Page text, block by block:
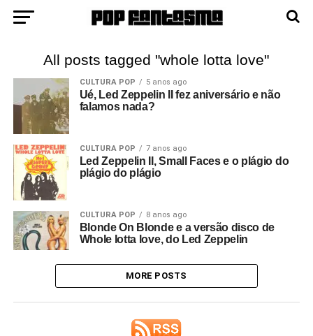
All posts tagged "whole lotta love"
CULTURA POP 5 anos ago
Ué, Led Zeppelin II fez aniversário e não
falamos nada?
CULTURA POP 7 anos ago
Led Zeppelin II, Small Faces e o plágio do
plágio do plágio
CULTURA POP 8 anos ago
Blonde On Blonde e a versão disco de
Whole lotta love, do Led Zeppelin
MORE POSTS